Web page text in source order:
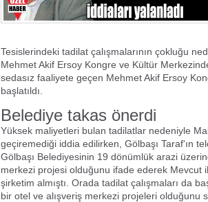
Tesislerindeki tadilat çalışmalarının çokluğu
Mehmet Akif Ersoy Kongre ve Kültür
sedasız faaliyete geçen Mehmet Akif Ersoy
başlatıldı.
Belediye takas önerdi
Yüksek maliyetleri bulan tadilatlar nedeniyle
geçiremediği iddia edilirken, Gölbaşı Taraf'ın
Gölbaşı Belediyesinin 19 dönümlük arazi
merkezi projesi olduğunu ifade ederek
şirketim almıştı. Orada tadilat çalışmaları da
bir otel ve alışveriş merkezi projeleri olduğunu